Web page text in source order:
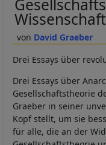
David Graeber
Drei Essays über
Drei Essays über
Gesellschaftstheorie
Graeber in seiner
Kopf stellt, um sie
für alle, die an der